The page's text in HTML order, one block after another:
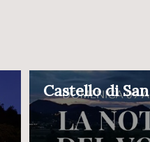
Castello di